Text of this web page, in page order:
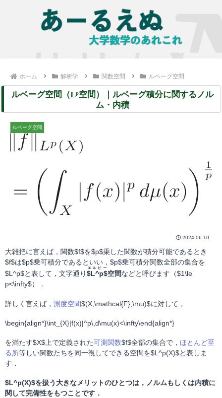
ホーム 解析学 関数空間 ルベーグ空間
ルベーグ空間（Lᵖ空間）｜ルベーグ積分に関するノル
ム・内積
ルベーグ空間
2024.06.10
大雑把に言えば，関数$f$を$p$乗した関数が積分可能であるとき
$f$は$p$乗可積分であるといい，$p$乗可積分関数全部の集合を
$L^p$と表して，文字通り$L^p$
エルピー
空間などと呼びます（$1\le
p<\infty$）．
詳しく言えば， 測度空間$(X,\mathcal{F},\mu)$に対して，
\begin{align*}\int_{X}|f(x)|^p\,d\mu(x)<\infty\end{align*}
を満たす$X$上で定義された可測関数$f$全部の集合で， ほとんど至
る所等しい関数たちを同一視してできる空間を$L^p(X)$と表しま
す．
$L^p(X)$を扱う大きなメリットのひとつは，ノルムもしくは内積に
関して完備性をもつことです．